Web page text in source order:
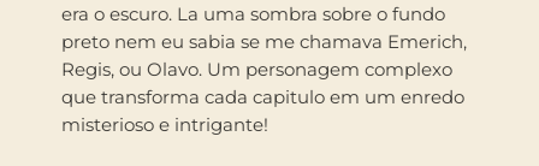
era o escuro. La uma sombra sobre o fundo
preto nem eu sabia se me chamava Emerich,
Regis, ou Olavo. Um personagem complexo
que transforma cada capitulo em um enredo
misterioso e intrigante!